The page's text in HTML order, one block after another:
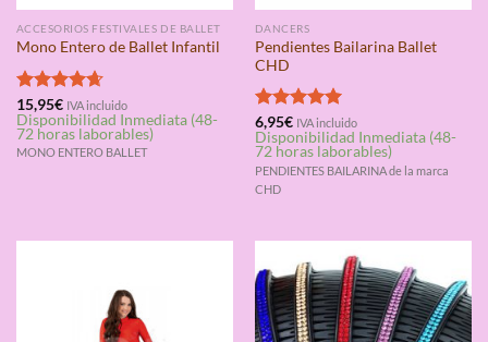
ACCESORIOS FESTIVALES DE BALLET
Mono Entero de Ballet Infantil
Valorado
con4.67
de 5
15,95€ IVA incluido
Disponibilidad Inmediata (48-
72 horas laborables)
MONO ENTERO BALLET
DANCERS
Pendientes Bailarina Ballet
CHD
Valorado
con5.00
de 5
6,95€ IVA incluido
Disponibilidad Inmediata (48-
72 horas laborables)
PENDIENTES BAILARINA de la marca
CHD